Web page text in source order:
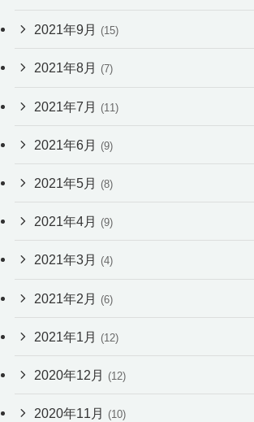
2021年9月 (15)
2021年8月 (7)
2021年7月 (11)
2021年6月 (9)
2021年5月 (8)
2021年4月 (9)
2021年3月 (4)
2021年2月 (6)
2021年1月 (12)
2020年12月 (12)
2020年11月 (10)